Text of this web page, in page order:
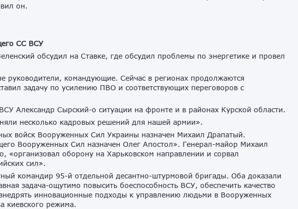
он.
СС ВСУ
обсудил на Ставке, где обсудил проблемы по энергетике и провел
руководители, командующие. Сейчас в регионах продолжаются
задачу по усилению ПВО и соответствующих переговоров с
Александр Сырский-о ситуации на фронте и в районах Курской области.
несколько кадровых решений для нашей армии».
войск Вооруженных Сил Украины назначен Михаил Драпатый.
Вооруженных Сил назначен Олег Апостол». Генерал-майор Михаил
«организовал оборону на Харьковском направлении и сорвал
сил».
командир 95-й отдельной десантно-штурмовой бригады. Оба доказали
задача-ощутимо повысить боеспособность ВСУ, обеспечить качество
инновационные подходы к управлению людьми в Вооруженных
киевского режима.